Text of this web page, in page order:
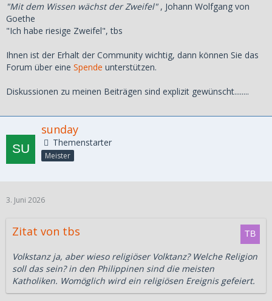
"Mit dem Wissen wächst der Zweifel" , Johann Wolfgang von
Goethe
"Ich habe riesige Zweifel", tbs
Ihnen ist der Erhalt der Community wichtig, dann können Sie das
Forum über eine Spende unterstützen.
Diskussionen zu meinen Beiträgen sind explizit gewünscht........
sunday
Themenstarter
Meister
3. Juni 2026
Zitat von tbs
Volkstanz ja, aber wieso religiöser Volktanz? Welche Religion
soll das sein? in den Philippinen sind die meisten
Katholiken. Womöglich wird ein religiösen Ereignis gefeiert.